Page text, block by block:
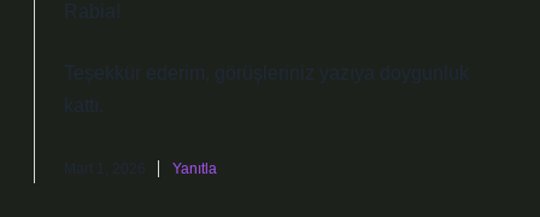
Rabia!
Teşekkür ederim, görüşleriniz yazıya doygunluk
kattı.
Mart 1, 2026 Yanıtla